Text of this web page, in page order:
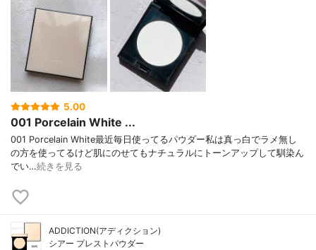
5.00
001 Porcelain White ...
001 Porcelain White最近毎日使ってるパウダー私は真っ白でラメ無し
の方を使ってるけど肌にのせてもナチュラルにトーンアップして馴染ん
でい…続きを見る
ADDICTION(アディクション)
シアー プレストパウダー